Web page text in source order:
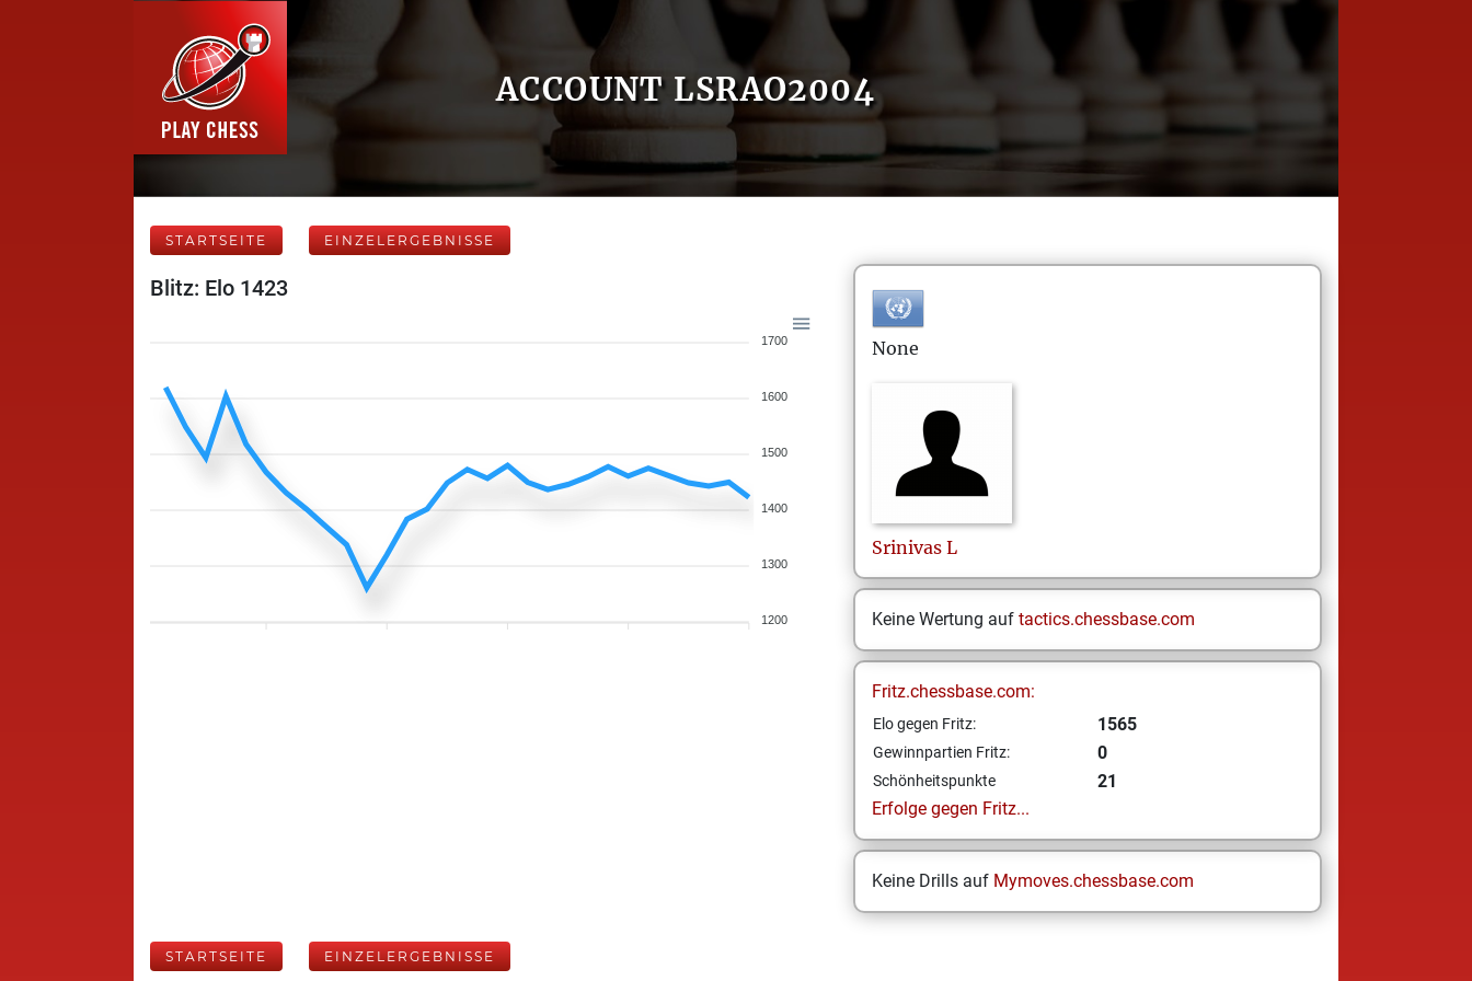
ACCOUNT LSRAO2004
STARTSEITE EINZELERGEBNISSE
Blitz: Elo 1423
1700
1600
1500
1400
1300
1200
None
Srinivas L
Keine Wertung auf tactics.chessbase.com
Fritz.chessbase.com:
Elo gegen Fritz: 1565
Gewinnpartien Fritz: 0
Schönheitspunkte
21
Erfolge gegen Fritz...
Keine Drills auf Mymoves.chessbase.com
STARTSEITE EINZELERGEBNISSE